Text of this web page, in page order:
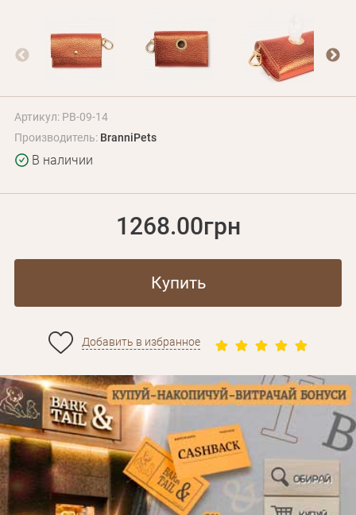
Артикул: PB-09-14
Производитель: BranniPets
В наличии
1268.00грн
Купить
Добавить в избранное